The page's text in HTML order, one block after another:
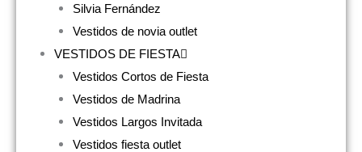
Silvia Fernández
Vestidos de novia outlet
VESTIDOS DE FIESTA
Vestidos Cortos de Fiesta
Vestidos de Madrina
Vestidos Largos Invitada
Vestidos fiesta outlet